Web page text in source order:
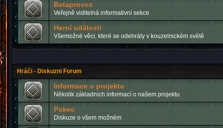
Betaprovoz
Veřejně viditelná informativní sekce
Herní události
Všemožné věci, které se odehrály v kouzelnickém světě
Hráči - Diskuzni Forum
Informace o projektu
Několik základních informací o našem projektu
Pokec
Diskuze o všem možném